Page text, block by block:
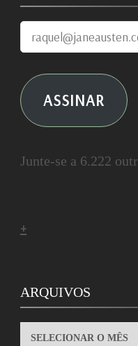
ASSINAR
Junte-se a 6.222
+
ARQUIVOS
ARQUIVOS